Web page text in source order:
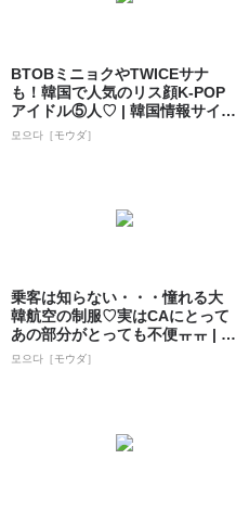
BTOBミニョクやTWICEサナ
も！韓国で人気のリス顔K-POP
アイドル⑤人♡ | 韓国情報サイ
ト...
모으다［モウダ］
乗客は知らない・・・憧れる大
韓航空の制服♡実はCAにとって
あの部分がとっても不便ㅠㅠ | 韓
国情報...
모으다［モウダ］